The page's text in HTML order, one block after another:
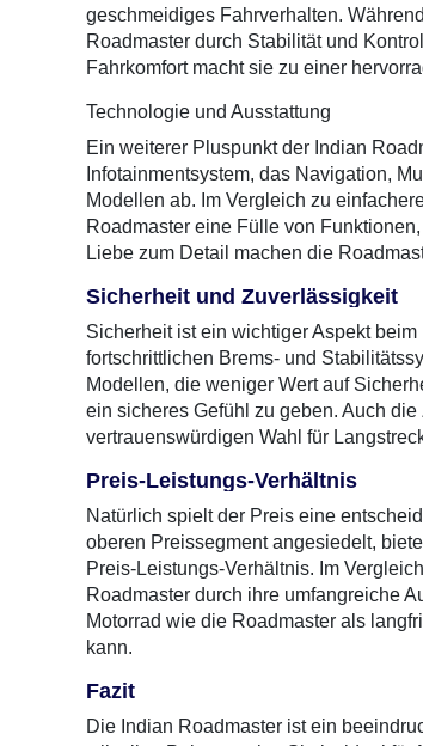
geschmeidiges Fahrverhalten.
Roadmaster durch Stabilität und
Fahrkomfort macht sie zu einer
Technologie und Ausstattung
Ein weiterer Pluspunkt der Indian
Infotainmentsystem, das Navigation,
Modellen ab. Im Vergleich zu
Roadmaster eine Fülle von
Liebe zum Detail machen die
Sicherheit und Zuverlässigkeit
Sicherheit ist ein wichtiger Aspekt
fortschrittlichen Brems- und
Modellen, die weniger Wert auf
ein sicheres Gefühl zu geben. Auch
vertrauenswürdigen Wahl für
Preis-Leistungs-Verhältnis
Natürlich spielt der Preis eine
oberen Preissegment angesiedelt,
Preis-Leistungs-Verhältnis. Im
Roadmaster durch ihre umfangreiche
Motorrad wie die Roadmaster als
kann.
Fazit
Die Indian Roadmaster ist ein